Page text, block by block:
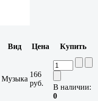
Вид Цена Купить
Музыка
166
руб.
В наличии:
0